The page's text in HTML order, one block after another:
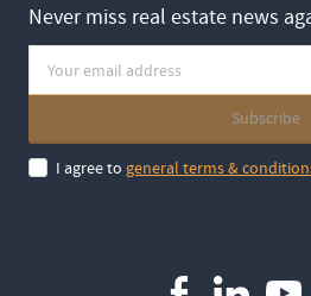
Never miss real estate news
I agree to general terms &